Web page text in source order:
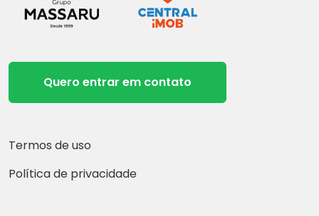
Quero entrar em contato
Termos de uso
Política de privacidade